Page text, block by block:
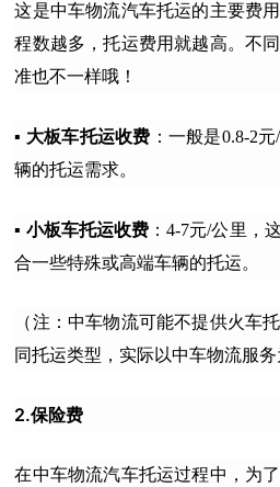
这是中车物流汽车托运的主要费
程数越多，托运费用就越高。不
准也不一样哦！
▪️ 大板车托运收费 ：一般是0.8-2
辆的托运需求。
▪️ 小板车托运收费 ：4-7元/公里，
合一些特殊或高端车辆的托运。
（注：中车物流可能不提供火车
同托运类型，实际以中车物流服务
2.保险费
在中车物流汽车托运过程中，为